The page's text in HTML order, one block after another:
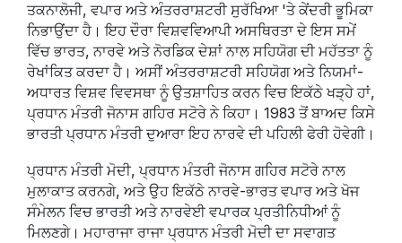
ਤਕਨਾਲੋਜੀ, ਵਪਾਰ ਅਤੇ ਅੰਤਰਰਾਸ਼ਟਰੀ ਸੁਰੱਖਿਆ 'ਤੇ ਕੇਂਦਰੀ ਭੂਮਿਕਾ
ਨਿਭਾਉਂਦਾ ਹੈ। ਇਹ ਦੌਰਾ ਵਿਸ਼ਵਵਿਆਪੀ ਅਸਥਿਰਤਾ ਦੇ ਇਸ ਸਮੇਂ
ਵਿੱਚ ਭਾਰਤ, ਨਾਰਵੇ ਅਤੇ ਨੋਰਡਿਕ ਦੇਸ਼ਾਂ ਨਾਲ ਸਹਿਯੋਗ ਦੀ ਮਹੱਤਤਾ ਨੂੰ
ਰੇਖਾਂਕਿਤ ਕਰਦਾ ਹੈ। ਅਸੀਂ ਅੰਤਰਰਾਸ਼ਟਰੀ ਸਹਿਯੋਗ ਅਤੇ ਨਿਯਮਾਂ-
ਅਧਾਰਤ ਵਿਸ਼ਵ ਵਿਵਸਥਾ ਨੂੰ ਉਤਸ਼ਾਹਿਤ ਕਰਨ ਵਿਚ ਇਕੱਠੇ ਖੜ੍ਹੇ ਹਾਂ,
ਪ੍ਰਧਾਨ ਮੰਤਰੀ ਜੋਨਾਸ ਗਹਿਰ ਸਟੋਰੇ ਨੇ ਕਿਹਾ। 1983 ਤੋਂ ਬਾਅਦ ਕਿਸੇ
ਭਾਰਤੀ ਪ੍ਰਧਾਨ ਮੰਤਰੀ ਦੁਆਰਾ ਇਹ ਨਾਰਵੇ ਦੀ ਪਹਿਲੀ ਫੇਰੀ ਹੋਵੇਗੀ।
ਪ੍ਰਧਾਨ ਮੰਤਰੀ ਮੋਦੀ, ਪ੍ਰਧਾਨ ਮੰਤਰੀ ਜੋਨਾਸ ਗਹਿਰ ਸਟੋਰੇ ਨਾਲ
ਮੁਲਾਕਾਤ ਕਰਨਗੇ, ਅਤੇ ਉਹ ਇਕੱਠੇ ਨਾਰਵੇ-ਭਾਰਤ ਵਪਾਰ ਅਤੇ ਖੋਜ
ਸੰਮੇਲਨ ਵਿਚ ਭਾਰਤੀ ਅਤੇ ਨਾਰਵੇਈ ਵਪਾਰਕ ਪ੍ਰਤੀਨਿਧੀਆਂ ਨੂੰ
ਮਿਲਣਗੇ। ਮਹਾਰਾਜਾ ਰਾਜਾ ਪ੍ਰਧਾਨ ਮੰਤਰੀ ਮੋਦੀ ਦਾ ਸਵਾਗਤ